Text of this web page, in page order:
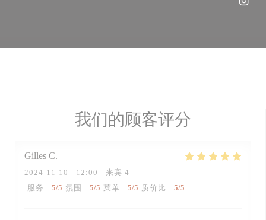
我们的顾客评分
Gilles C
2024-11-10 - 12:00 - 来宾 4
服务 : 5/5 氛围 : 5/5 菜单 : 5/5 质价比 : 5/5